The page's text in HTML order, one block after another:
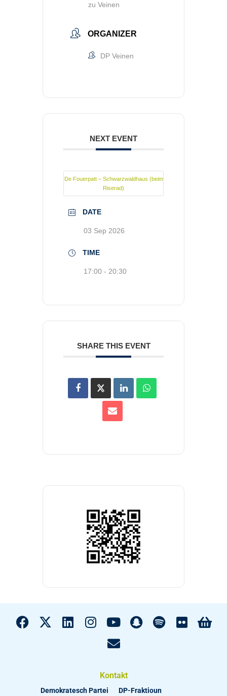
zu Veinen
ORGANIZER
DP Veinen
NEXT EVENT
De Fouerpatt – Schwarzwaldhaus (beim
Riserad)
DATE
03 Sep 2026
TIME
17:00 - 20:30
SHARE THIS EVENT
Kontakt
Demokratesch Partei DP-Fraktioun